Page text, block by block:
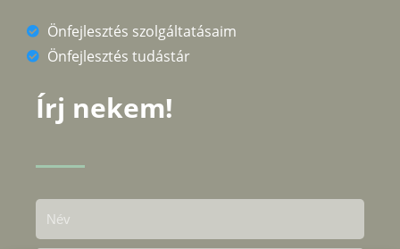
Önfejlesztés szolgáltatásaim
Önfejlesztés tudástár
Írj nekem!